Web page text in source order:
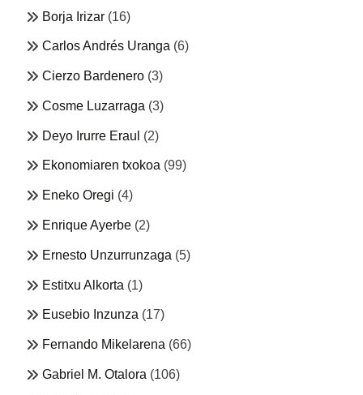
Borja Irizar (16)
Carlos Andrés Uranga (6)
Cierzo Bardenero (3)
Cosme Luzarraga (3)
Deyo Irurre Eraul (2)
Ekonomiaren txokoa (99)
Eneko Oregi (4)
Enrique Ayerbe (2)
Ernesto Unzurrunzaga (5)
Estitxu Alkorta (1)
Eusebio Inzunza (17)
Fernando Mikelarena (66)
Gabriel M. Otalora (106)